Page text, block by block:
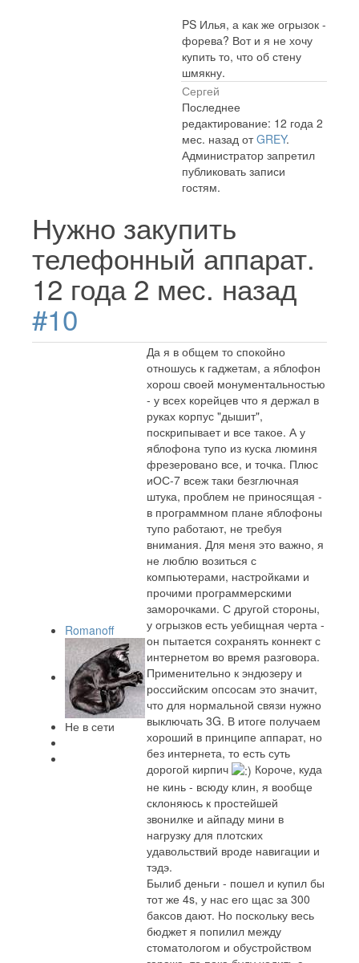
PS Илья, а как же огрызок -
форева? Вот и я не хочу
купить то, что об стену
шмякну.
Сергей
Последнее
редактирование: 12 года 2
мес. назад отGREY.
Администратор запретил
публиковать записи
гостям.
Нужно закупить
телефонный аппарат.
12 года 2 мес. назад
#10
Romanoff
Не в сети
Да я в общем то спокойно
отношусь к гаджетам, а яблофон
хорош своей монументальностью
- у всех корейцев что я держал в
руках корпус "дышит",
поскрипывает и все такое. А у
яблофона тупо из куска люминя
фрезеровано все, и точка. Плюс
иОС-7 всеж таки безглючная
штука, проблем не приносящая -
в программном плане яблофоны
тупо работают, не требуя
внимания. Для меня это важно, я
не люблю возиться с
компьютерами, настройками и
прочими программерскими
заморочками. С другой стороны,
у огрызков есть уебищная черта -
он пытается сохранять коннект с
интернетом во время разговора.
Применительно к эндюзеру и
российским опсосам это значит,
что для нормальной связи нужно
выключать 3G. В итоге получаем
хороший в принципе аппарат, но
без интернета, то есть суть
дорогой кирпич
Короче, куда
не кинь - всюду клин, я вообще
склоняюсь к простейшей
звонилке и айпаду мини в
нагрузку для плотских
удавольствий вроде навигации и
тэдэ.
Былиб деньги - пошел и купил бы
тот же 4s, у нас его щас за 300
баксов дают. Но поскольку весь
бюджет я попилил между
стоматологом и обустройством